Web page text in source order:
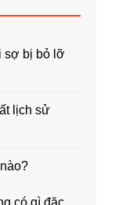
sợ bị bỏ lỡ
lịch sử